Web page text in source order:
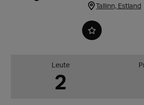
Tallinn, Estland
Leute
2